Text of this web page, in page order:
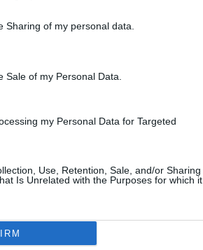
Sharing of my personal data.
Sale of my Personal Data.
my Personal Data for Targeted
Use, Retention, Sale, and/or Sharing
Is Unrelated with the Purposes for which it
vuole giocare